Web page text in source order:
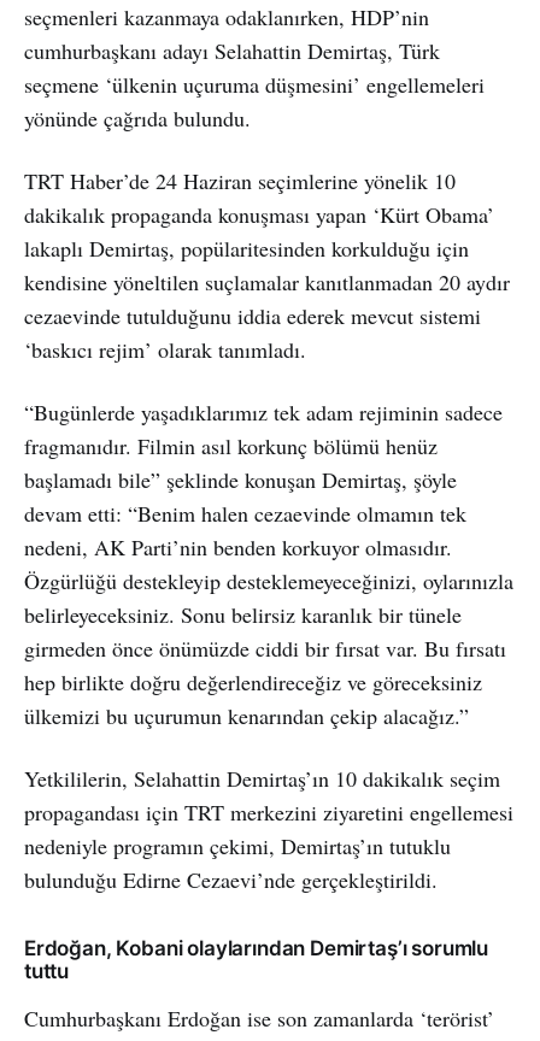
seçmenleri kazanmaya odaklanırken, HDP’nin
cumhurbaşkanı adayı Selahattin Demirtaş, Türk
seçmene ‘ülkenin uçuruma düşmesini’ engellemeleri
yönünde çağrıda bulundu.
TRT Haber’de 24 Haziran seçimlerine yönelik 10
dakikalık propaganda konuşması yapan ‘Kürt Obama’
lakaplı Demirtaş, popülaritesinden korkulduğu için
kendisine yöneltilen suçlamalar kanıtlanmadan 20 aydır
cezaevinde tutulduğunu iddia ederek mevcut sistemi
‘baskıcı rejim’ olarak tanımladı.
“Bugünlerde yaşadıklarımız tek adam rejiminin sadece
fragmanıdır. Filmin asıl korkunç bölümü henüz
başlamadı bile” şeklinde konuşan Demirtaş, şöyle
devam etti: “Benim halen cezaevinde olmamın tek
nedeni, AK Parti’nin benden korkuyor olmasıdır.
Özgürlüğü destekleyip desteklemeyeceğinizi, oylarınızla
belirleyeceksiniz. Sonu belirsiz karanlık bir tünele
girmeden önce önümüzde ciddi bir fırsat var. Bu fırsatı
hep birlikte doğru değerlendireceğiz ve göreceksiniz
ülkemizi bu uçurumun kenarından çekip alacağız.”
Yetkililerin, Selahattin Demirtaş’ın 10 dakikalık seçim
propagandası için TRT merkezini ziyaretini engellemesi
nedeniyle programın çekimi, Demirtaş’ın tutuklu
bulunduğu Edirne Cezaevi’nde gerçekleştirildi.
Erdoğan, Kobani olaylarından Demirtaş’ı sorumlu
tuttu
Cumhurbaşkanı Erdoğan ise son zamanlarda ‘terörist’